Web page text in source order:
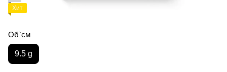
Хит
Об`єм
9.5 g